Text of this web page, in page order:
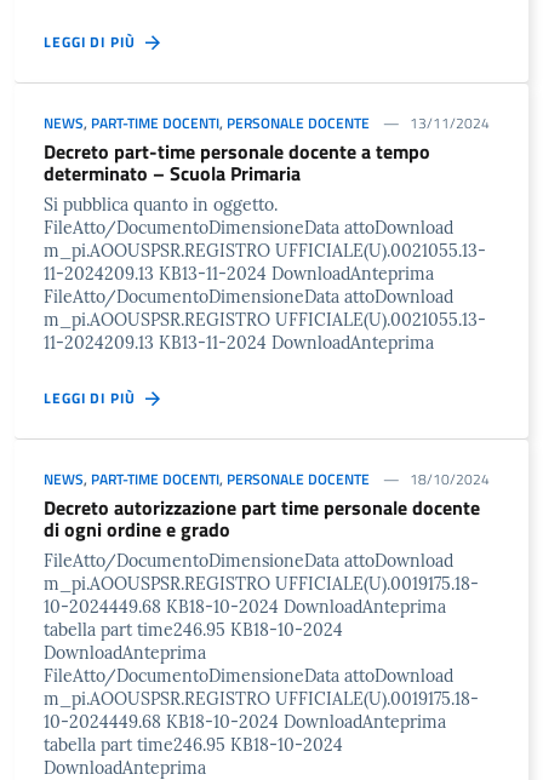
LEGGI DI PIÙ
NEWS, PART-TIME DOCENTI, PERSONALE DOCENTE 13/11/2024
Decreto part-time personale docente a tempo
determinato – Scuola Primaria
Si pubblica quanto in oggetto.
FileAtto/DocumentoDimensioneData attoDownload
m_pi.AOOUSPSR.REGISTRO UFFICIALE(U).0021055.13-
11-2024209.13 KB13-11-2024 DownloadAnteprima
FileAtto/DocumentoDimensioneData attoDownload
m_pi.AOOUSPSR.REGISTRO UFFICIALE(U).0021055.13-
11-2024209.13 KB13-11-2024 DownloadAnteprima
LEGGI DI PIÙ
NEWS, PART-TIME DOCENTI, PERSONALE DOCENTE 18/10/2024
Decreto autorizzazione part time personale docente
di ogni ordine e grado
FileAtto/DocumentoDimensioneData attoDownload
m_pi.AOOUSPSR.REGISTRO UFFICIALE(U).0019175.18-
10-2024449.68 KB18-10-2024 DownloadAnteprima
tabella part time246.95 KB18-10-2024
DownloadAnteprima
FileAtto/DocumentoDimensioneData attoDownload
m_pi.AOOUSPSR.REGISTRO UFFICIALE(U).0019175.18-
10-2024449.68 KB18-10-2024 DownloadAnteprima
tabella part time246.95 KB18-10-2024
DownloadAnteprima